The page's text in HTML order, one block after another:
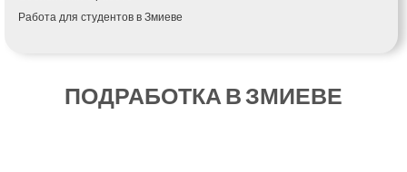
Работа для студентов в Змиеве
ПОДРАБОТКА В ЗМИЕВЕ
Калуш
Каменец-Подольский
Казатин